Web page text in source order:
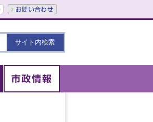
お問い合わせ
市政情報